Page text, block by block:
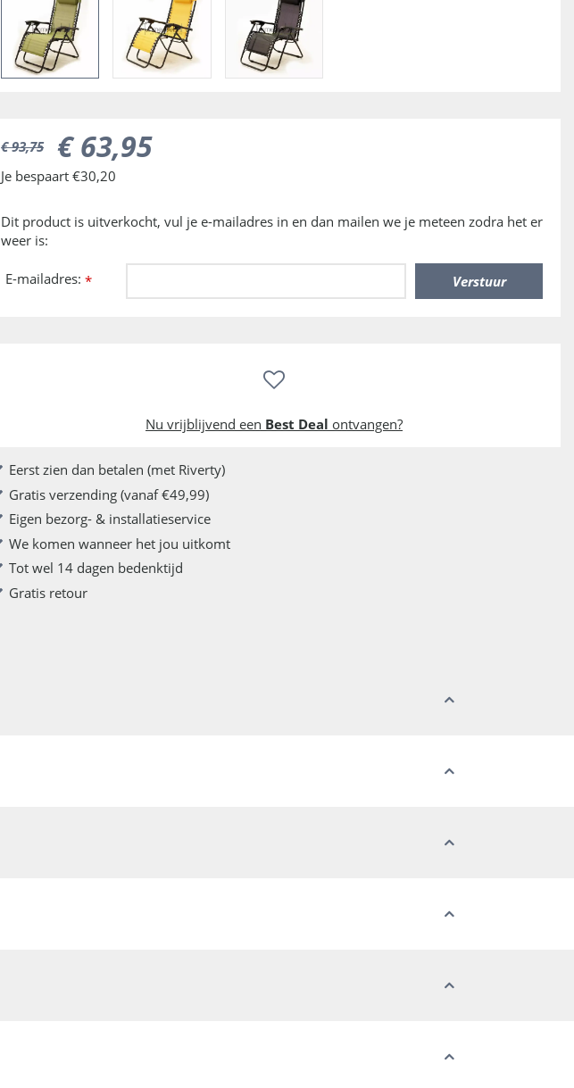
€ 93,75 € 63,95
Je bespaart €30,20
Dit product is uitverkocht, vul je e-mailadres in en dan mailen we je meteen zodra het er
weer is:
E-mailadres: *
Nu vrijblijvend een Best Deal ontvangen?
Eerst zien dan betalen (met Riverty)
Gratis verzending (vanaf €49,99)
Eigen bezorg- & installatieservice
We komen wanneer het jou uitkomt
Tot wel 14 dagen bedenktijd
Gratis retour